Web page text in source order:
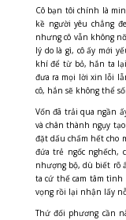
Cô bạn tôi chính là
kề người yêu chẳng
nhưng cô vẫn không
lý do là gì, cô ấy mới
khí để từ bỏ, hắn ta lại
đưa ra mọi lời xin lỗi
cô, hắn sẽ không thể
Vốn đã trải qua ngần
và chân thành ngụy
đặt dấu chấm hết cho
đứa trẻ ngốc nghếch,
nhượng bộ, dù biết rõ
ta cứ thế cam tâm
vọng rồi lại nhận lấy
Thứ đối phương cần